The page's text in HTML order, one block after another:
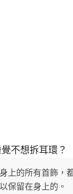
不想拆耳環？
身上的所有首飾，
以保留在身上的。